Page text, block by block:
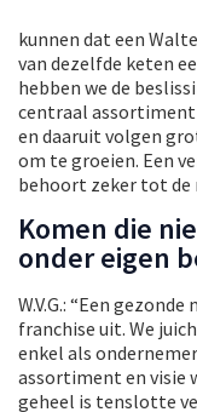
kunnen dat een
van dezelfde keten
hebben we de
centraal assortiment
en daaruit volgen
om te groeien. Een
behoort zeker tot de
Komen die
onder eigen
W.V.G.: “Een
franchise uit. We
enkel als
assortiment en visie
geheel is tenslotte